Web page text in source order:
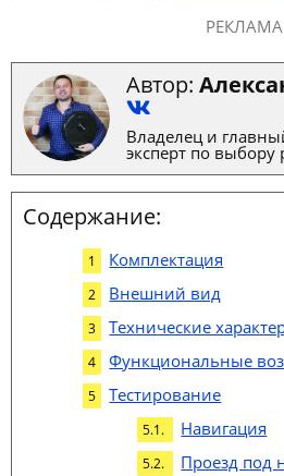
РЕКЛАМА
Автор:
Владелец и
эксперт по выбору
Содержание:
Комплектация
Внешний вид
Технические
Функциональные
Тестирование
Навигация
Проезд под